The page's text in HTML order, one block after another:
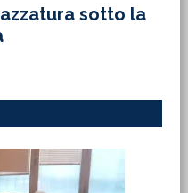
sotto la